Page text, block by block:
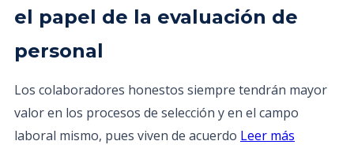
el papel de la evaluación de
personal
Los colaboradores honestos siempre tendrán mayor
valor en los procesos de selección y en el campo
laboral mismo, pues viven de acuerdo Leer más